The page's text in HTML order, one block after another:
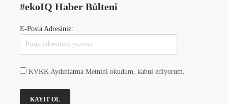
#ekoIQ Haber Bülteni
E-Posta Adresiniz:
KVKK Aydınlatma Metnini okudum, kabul ediyorum.